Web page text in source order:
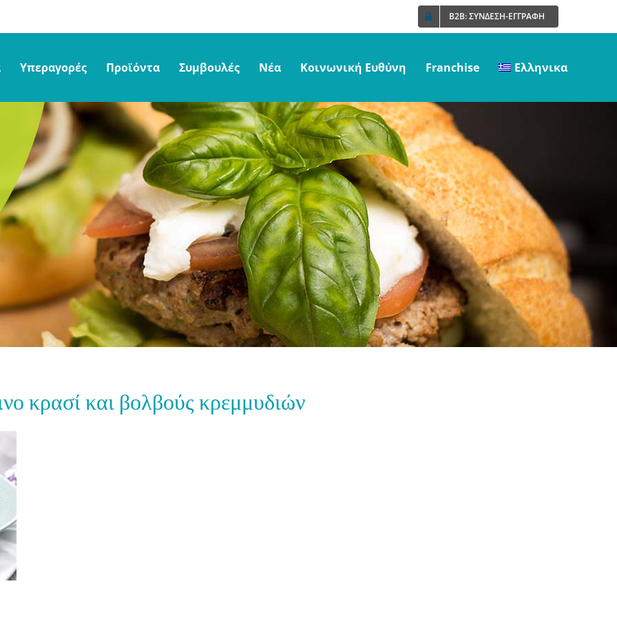
B2B: ΣΥΝΔΕΣΗ-ΕΓΓΡΑΦΗ
Υπεραγορές Προϊόντα Συμβουλές Νέα Κοινωνική Ευθύνη Franchise Ελληνικα
κρασί και βολβούς κρεμμυδιών